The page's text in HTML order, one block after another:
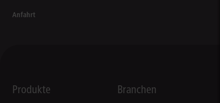
Anfahrt
Produkte Branchen